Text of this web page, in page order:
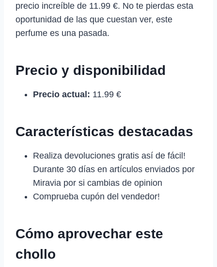
precio increíble de 11.99 €. No te pierdas esta
oportunidad de las que cuestan ver, este
perfume es una pasada.
Precio y disponibilidad
Precio actual: 11.99 €
Características destacadas
Realiza devoluciones gratis así de fácil!
Durante 30 días en artículos enviados por
Miravia por si cambias de opinion
Comprueba cupón del vendedor!
Cómo aprovechar este
chollo